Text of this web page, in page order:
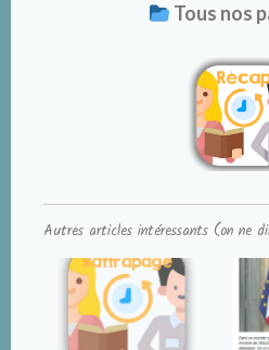
Tous nos
Autres articles intéressants (on ne